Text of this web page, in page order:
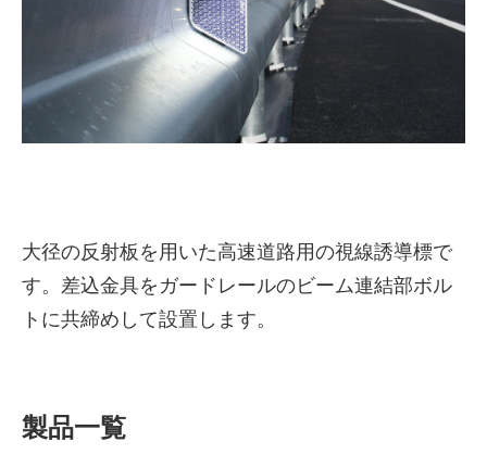
内
大径の反射板を用いた高速道路用の視線誘導標で
す。差込金具をガードレールのビーム連結部ボル
トに共締めして設置します。
製品一覧